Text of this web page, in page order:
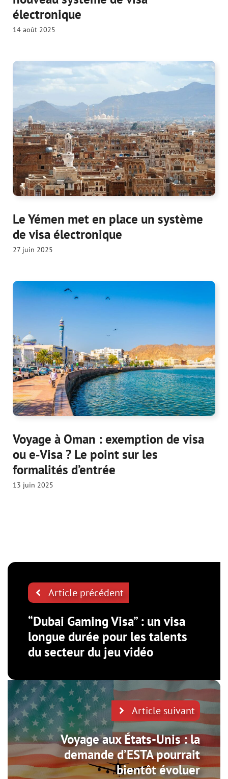
électronique
14 août 2025
Le Yémen met en place un système
de visa électronique
27 juin 2025
Voyage à Oman : exemption de visa
ou e‑Visa ? Le point sur les
formalités d’entrée
13 juin 2025
Article précédent
“Dubai Gaming Visa” : un visa
longue durée pour les talents
du secteur du jeu vidéo
Article suivant
Voyage aux États-Unis : la
demande d’ESTA pourrait
bientôt évoluer